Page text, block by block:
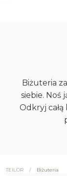
Biżuteria
siebie. Noś
Odkryj całą
TEILOR / Biżuteria